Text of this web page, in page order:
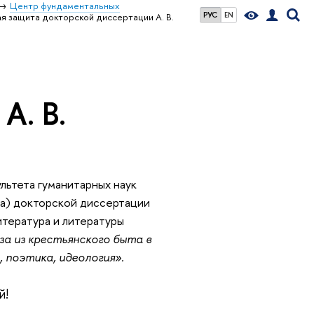
РУС EN
Центр фундаментальных
защита докторской диссертации А. В.
В.
гуманитарных наук
и литературы
из крестьянского быта в
идеология».